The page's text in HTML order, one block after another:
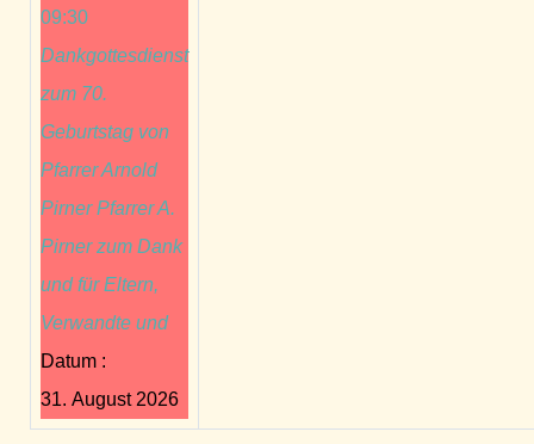
09:30
Dankgottesdienst
zum 70.
Geburtstag von
Pfarrer Arnold
Pirner Pfarrer A.
Pirner zum Dank
und für Eltern,
Verwandte und
Datum :
31. August 2026